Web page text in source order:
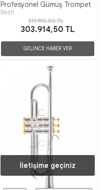
Profesyonel Gümüş Trompet
Bach
319.910,00 TL
303.914,50 TL
GELİNCE HABER VER
İletişime geçiniz